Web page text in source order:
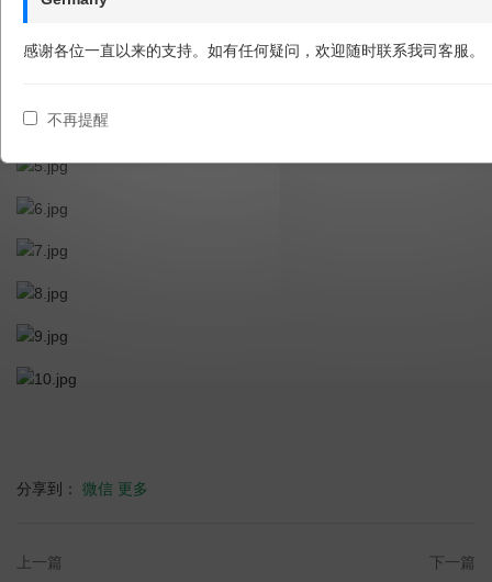
分享到： 微信 更多
上一篇 下一篇
感谢各位一直以来的支持。如有任何疑问，欢迎随时联系我司客服。
不再提醒